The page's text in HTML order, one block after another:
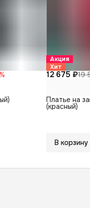
Акция
Хит
12 675 ₽19
Платье на
(красный)
В корзину